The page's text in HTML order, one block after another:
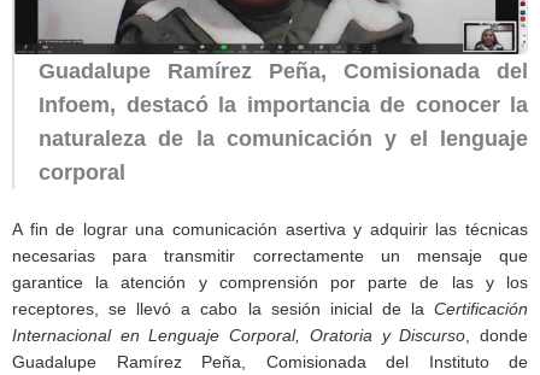
Guadalupe Ramírez Peña, Comisionada del
Infoem, destacó la importancia de conocer la
naturaleza de la comunicación y el lenguaje
corporal
A fin de lograr una comunicación asertiva y adquirir las técnicas
necesarias para transmitir correctamente un mensaje que
garantice la atención y comprensión por parte de las y los
receptores, se llevó a cabo la sesión inicial de la Certificación
Internacional en Lenguaje Corporal, Oratoria y Discurso , donde
Guadalupe Ramírez Peña, Comisionada del Instituto de